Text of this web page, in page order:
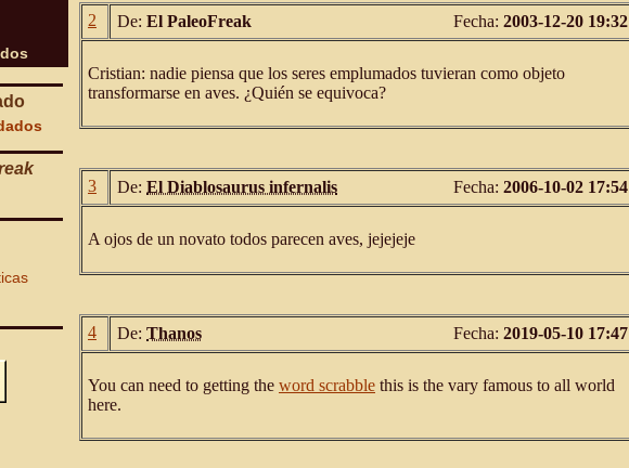
2 De: El PaleoFreak Fecha: 2003-12-20 19:32
Cristian: nadie piensa que los seres emplumados tuvieran como objeto
transformarse en aves. ¿Quién se equivoca?
3 De: El Diablosaurus infernalis Fecha: 2006-10-02 17:54
A ojos de un novato todos parecen aves, jejejeje
4 De: Thanos Fecha: 2019-05-10 17:47
You can need to getting the word scrabble this is the vary famous to all world
here.